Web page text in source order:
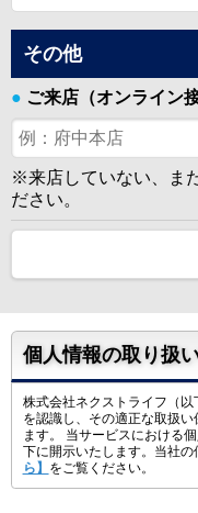
その他
● ご来店（オンライン
※来店していない、ま
ださい。
個人情報の取り扱
株式会社ネクストライフ（
を認識し、その適正な取扱
ます。 当サービスにおける
下に開示いたします。当社の
ら】
をご覧ください。